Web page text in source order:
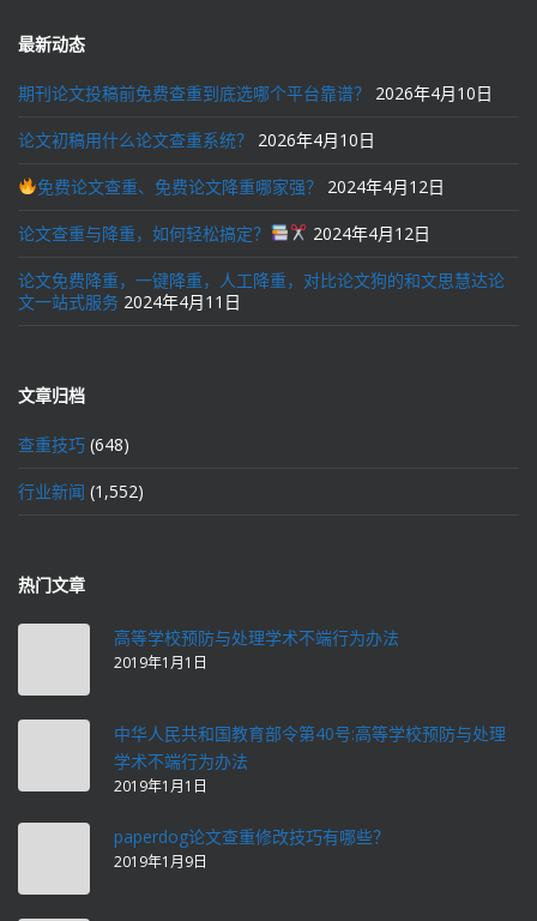
最新动态
期刊论文投稿前免费查重到底选哪个平台靠谱？ 2026年4月10日
论文初稿用什么论文查重系统？ 2026年4月10日
免费论文查重、免费论文降重哪家强？ 2024年4月12日
论文查重与降重，如何轻松搞定？ 2024年4月12日
论文免费降重，一键降重，人工降重，对比论文狗的和文思慧达论
文一站式服务 2024年4月11日
文章归档
查重技巧 (648)
行业新闻 (1,552)
热门文章
高等学校预防与处理学术不端行为办法
2019年1月1日
中华人民共和国教育部令第40号:高等学校预防与处理
学术不端行为办法
2019年1月1日
paperdog论文查重修改技巧有哪些？
2019年1月9日